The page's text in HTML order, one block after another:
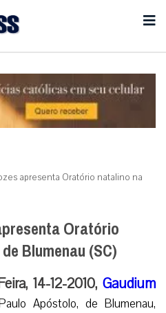
apresenta Oratório natalino na
Oratório
Blumenau (SC)
14-12-2010, Gaudium
Apóstolo, de Blumenau,